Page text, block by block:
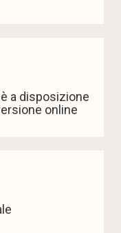
a disposizione
online